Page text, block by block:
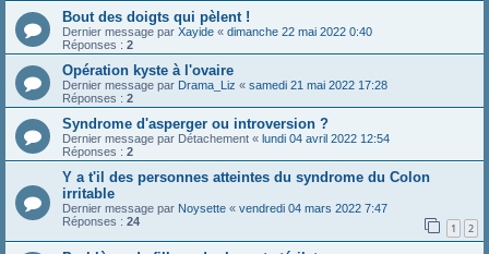
Bout des doigts qui pèlent !
Dernier message par Xayide « dimanche 22 mai 2022 0:40
Réponses : 2
Opération kyste à l'ovaire
Dernier message par Drama_Liz « samedi 21 mai 2022 17:28
Réponses : 2
Syndrome d'asperger ou introversion ?
Dernier message par Détachement « lundi 04 avril 2022 12:54
Réponses : 2
Y a t'il des personnes atteintes du syndrome du Colon
irritable
Dernier message par Noysette « vendredi 04 mars 2022 7:47
Réponses : 24 1 2